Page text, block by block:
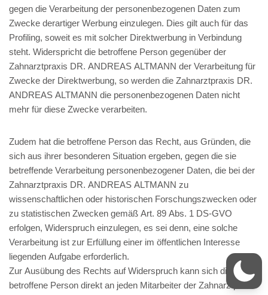
gegen die Verarbeitung der personenbezogenen Daten zum
Zwecke derartiger Werbung einzulegen. Dies gilt auch für das
Profiling, soweit es mit solcher Direktwerbung in Verbindung
steht. Widerspricht die betroffene Person gegenüber der
Zahnarztpraxis DR. ANDREAS ALTMANN der Verarbeitung für
Zwecke der Direktwerbung, so werden die Zahnarztpraxis DR.
ANDREAS ALTMANN die personenbezogenen Daten nicht
mehr für diese Zwecke verarbeiten.
Zudem hat die betroffene Person das Recht, aus Gründen, die
sich aus ihrer besonderen Situation ergeben, gegen die sie
betreffende Verarbeitung personenbezogener Daten, die bei der
Zahnarztpraxis DR. ANDREAS ALTMANN zu
wissenschaftlichen oder historischen Forschungszwecken oder
zu statistischen Zwecken gemäß Art. 89 Abs. 1 DS-GVO
erfolgen, Widerspruch einzulegen, es sei denn, eine solche
Verarbeitung ist zur Erfüllung einer im öffentlichen Interesse
liegenden Aufgabe erforderlich.
Zur Ausübung des Rechts auf Widerspruch kann sich die
betroffene Person direkt an jeden Mitarbeiter der Zahnarztpraxis